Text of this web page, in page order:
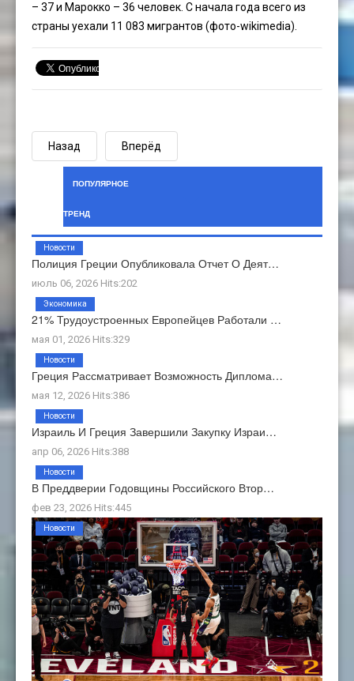
– 37 и Марокко – 36 человек. С начала года всего из
страны уехали 11 083 мигрантов (фото-wikimedia).
Назад Вперёд
ПОПУЛЯРНОЕ
ТРЕНД
Полиция Греции Опубликовала Отчет О Деят…
июль 06, 2026 Hits:202
Новости
21% Трудоустроенных Европейцев Работали …
мая 01, 2026 Hits:329
Экономика
Греция Рассматривает Возможность Диплома…
мая 12, 2026 Hits:386
Новости
Израиль И Греция Завершили Закупку Израи…
апр 06, 2026 Hits:388
Новости
В Преддверии Годовщины Российского Втор…
фев 23, 2026 Hits:445
Новости
Новости